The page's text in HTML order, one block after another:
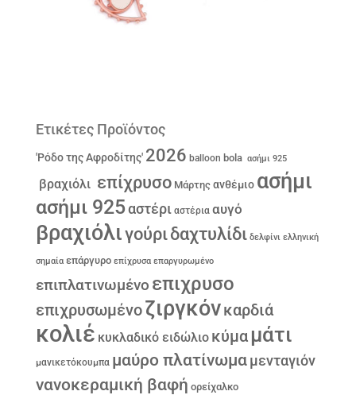
Ετικέτες Προϊόντος
'Ρόδο της Αφροδίτης' 2026 balloon bola ασήμι 925
βραχιόλι επίχρυσο Μάρτης ανθέμιο ασήμι
ασήμι 925αστέρι αστέρια αυγό
βραχιόλιγούριδαχτυλίδι δελφίνι ελληνική
σημαία επάργυρο επίχρυσα επαργυρωμένο
επιπλατινωμένο επιχρυσο
επιχρυσωμένοζιργκόνκαρδιά
κολιέ κυκλαδικό ειδώλιο κύμα μάτι
μανικετόκουμπα μαύρο πλατίνωμα μενταγιόν
νανοκεραμική βαφή ορείχαλκο